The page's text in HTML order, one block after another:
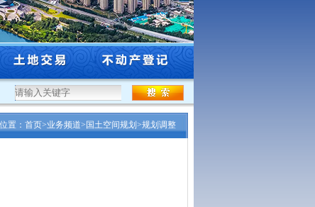
行业专业技术资格评审结... 关于2025年度沈阳市工程系列自然资源和林业行
置： 首页>业务频道> 国土空间规划 >规划调整